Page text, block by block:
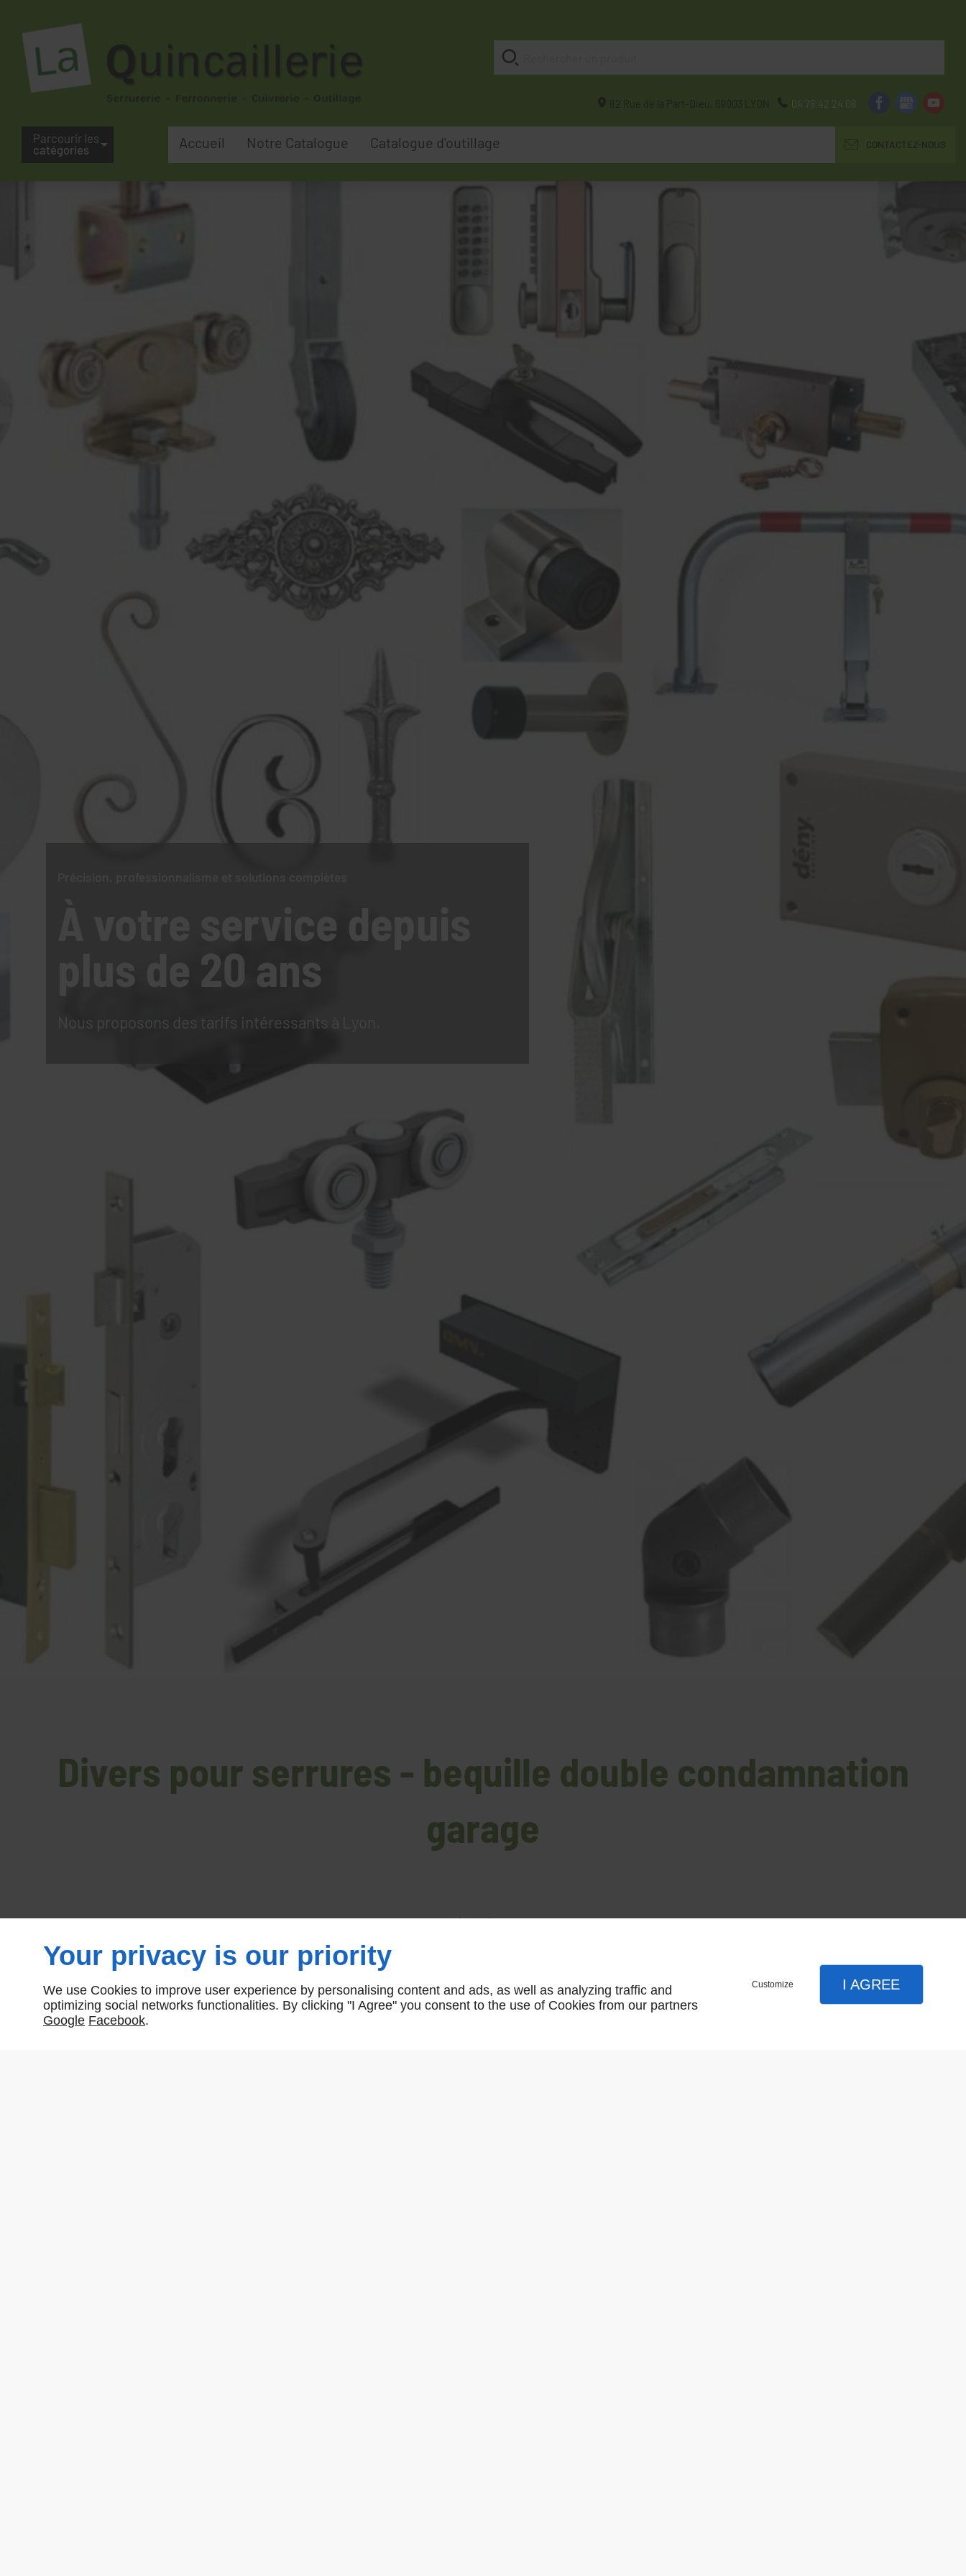
82 Rue de la Part-Dieu, 69003 LYON 04 78 42 24 08
Parcourir les
catégories
Accueil Notre Catalogue Catalogue d'outillage CONTACTEZ-NOUS
À votre service depuis
plus de 20 ans
Nous proposons des tarifs intéressants à Lyon.
Divers pour serrures - bequille double condamnation
garage
Accueil>_
bequille double condamnation garage
Your privacy is our priority
We use Cookies to improve user experience by personalising content and ads, as well as analyzing traffic and
optimizing social networks functionalities. By clicking "I Agree" you consent to the use of Cookies from our partners
Google Facebook.
Customize I AGREE